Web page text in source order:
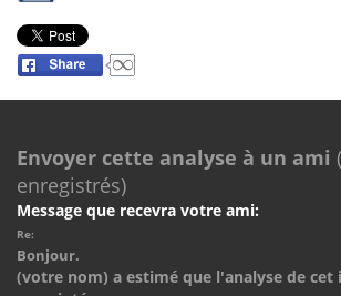
Envoyer cette analyse à un ami
enregistrés)
Message que recevra votre ami:
Re:
Bonjour.
(votre nom) a estimé que l'analyse de